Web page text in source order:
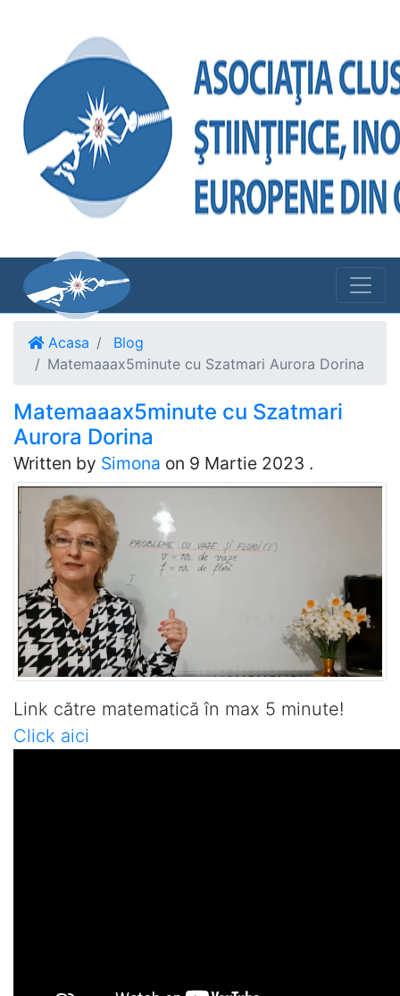
Acasa
Blog
Matemaaax5minute cu Szatmari Aurora Dorina
Matemaaax5minute cu Szatmari
Aurora Dorina
Written by Simona on 9 Martie 2023 .
Link către matematică în max 5 minute!
Click aici